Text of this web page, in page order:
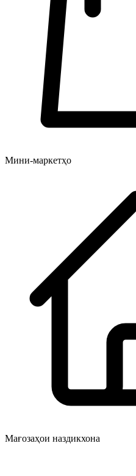
Мини-маркетҳо
Мағозаҳои наздикхона